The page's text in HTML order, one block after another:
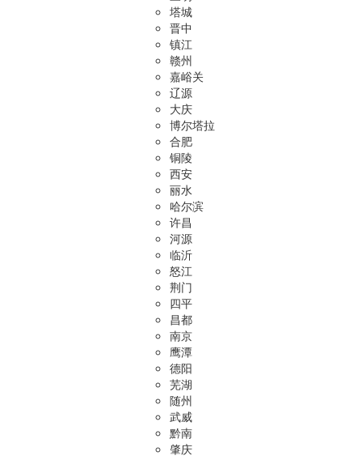
塔城
晋中
镇江
赣州
嘉峪关
辽源
大庆
博尔塔拉
合肥
铜陵
西安
丽水
哈尔滨
许昌
河源
临沂
怒江
荆门
四平
昌都
南京
鹰潭
德阳
芜湖
随州
武威
黔南
肇庆